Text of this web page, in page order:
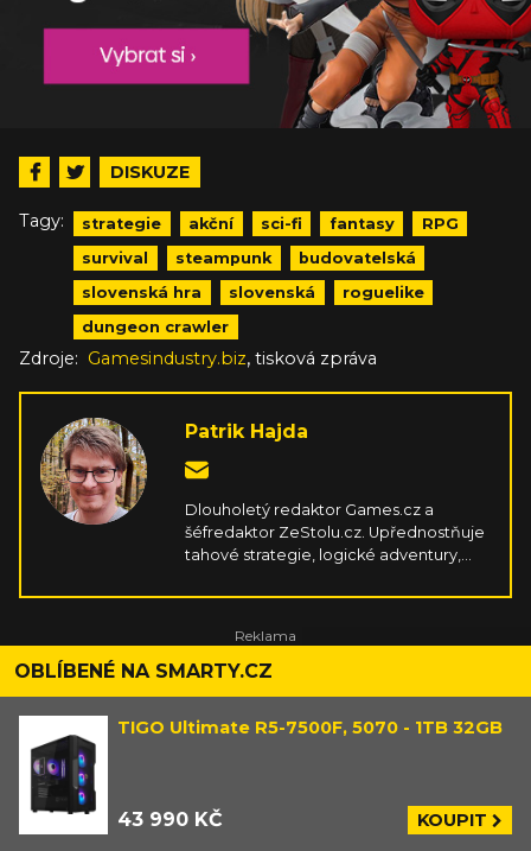
DISKUZE
Tagy: strategie akční sci-fi fantasy
RPG
survival
steampunk
budovatelská
slovenská hra
slovenská
roguelike
dungeon crawler
Zdroje: Gamesindustry.biz, tisková zpráva
Patrik Hajda
Dlouholetý redaktor Games.cz a
šéfredaktor ZeStolu.cz. Upřednostňuje
tahové strategie, logické adventury,
co vyplodí kreativní indie scéna. Hraje
Decku. V rámci stolních her miluje
příběhové koopy s kampaněmi a velmi
OBLÍBENÉ NA SMARTY.CZ
TIGO Ultimate R5-7500F, 5070 - 1TB 32GB
43 990 KČ KOUPIT